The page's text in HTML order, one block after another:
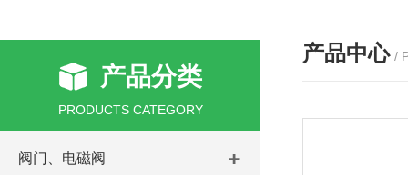
产品分类
PRODUCTS CATEGORY
阀门、电磁阀
产品中心 /